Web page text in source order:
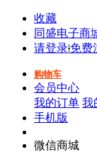
收藏
同盛电子商
请登录|免费
购物车
会员中心
我的订单 我
手机版
微信商城